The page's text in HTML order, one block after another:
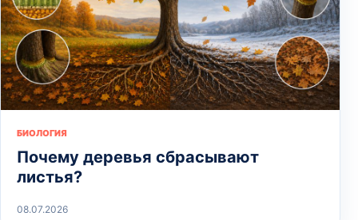
БИОЛОГИЯ
Почему деревья сбрасывают
листья?
08.07.2026